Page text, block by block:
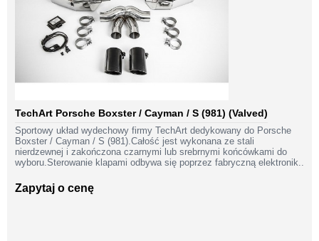
TechArt Porsche Boxster / Cayman / S (981) (Valved)
Sportowy układ wydechowy firmy TechArt dedykowany do Porsche
Boxster / Cayman / S (981).Całość jest wykonana ze stali
nierdzewnej i zakończona czarnymi lub srebrnymi końcówkami do
wyboru.Sterowanie klapami odbywa się poprzez fabryczną elektronik..
Zapytaj o cenę